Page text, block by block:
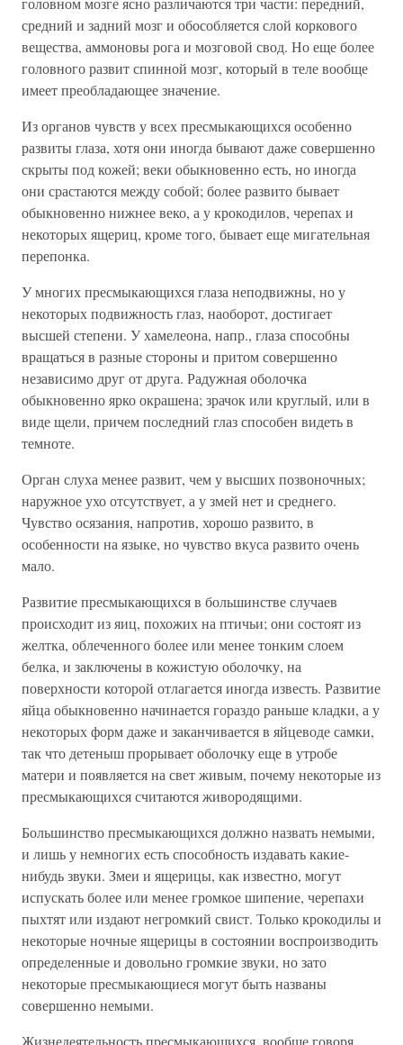
средний и задний мозг и обособляется слой коркового
вещества, аммоновы рога и мозговой свод. Но еще более
головного развит спинной мозг, который в теле вообще
имеет преобладающее значение.
Из органов чувств у всех пресмыкающихся особенно
развиты глаза, хотя они иногда бывают даже совершенно
скрыты под кожей; веки обыкновенно есть, но иногда
они срастаются между собой; более развито бывает
обыкновенно нижнее веко, а у крокодилов, черепах и
некоторых ящериц, кроме того, бывает еще мигательная
перепонка.
У многих пресмыкающихся глаза неподвижны, но у
некоторых подвижность глаз, наоборот, достигает
высшей степени. У хамелеона, напр., глаза способны
вращаться в разные стороны и притом совершенно
независимо друг от друга. Радужная оболочка
обыкновенно ярко окрашена; зрачок или круглый, или в
виде щели, причем последний глаз способен видеть в
темноте.
Орган слуха менее развит, чем у высших позвоночных;
наружное ухо отсутствует, а у змей нет и среднего.
Чувство осязания, напротив, хорошо развито, в
особенности на языке, но чувство вкуса развито очень
мало.
Развитие пресмыкающихся в большинстве случаев
происходит из яиц, похожих на птичьи; они состоят из
желтка, облеченного более или менее тонким слоем
белка, и заключены в кожистую оболочку, на
поверхности которой отлагается иногда известь. Развитие
яйца обыкновенно начинается гораздо раньше кладки, а у
некоторых форм даже и заканчивается в яйцеводе самки,
так что детеныш прорывает оболочку еще в утробе
матери и появляется на свет живым, почему некоторые из
пресмыкающихся считаются живородящими.
Большинство пресмыкающихся должно назвать немыми,
и лишь у немногих есть способность издавать какие-
нибудь звуки. Змеи и ящерицы, как известно, могут
испускать более или менее громкое шипение, черепахи
пыхтят или издают негромкий свист. Только крокодилы и
некоторые ночные ящерицы в состоянии воспроизводить
определенные и довольно громкие звуки, но зато
некоторые пресмыкающиеся могут быть названы
совершенно немыми.
Жизнедеятельность пресмыкающихся, вообще говоря,